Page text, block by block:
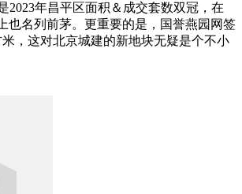
2023年昌平区面积＆成交套数双冠，在
也名列前茅。更重要的是，国誉燕园网签
，这对北京城建的新地块无疑是个不小